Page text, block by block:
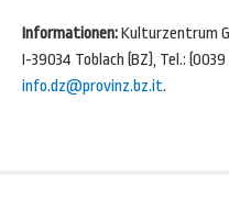
Informationen:Kulturzentrum
I-39034 Toblach (BZ), Tel.:
info.dz@provinz.bz.it.